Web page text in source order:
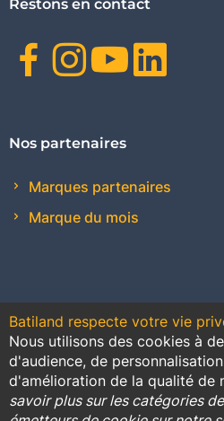
Restons en contact
Facebook
Nos partenaires
Marques partenaires
Marque du mois
Contact
Batiland respecte votre vie
Nous utilisons des cookies à
d'audience, de
d'amélioration de la qualité de
savoir plus sur les catégories